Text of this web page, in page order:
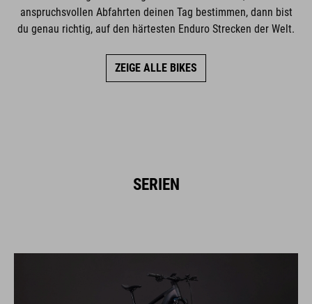
anspruchsvollen Abfahrten deinen Tag bestimmen, dann bist
du genau richtig, auf den härtesten Enduro Strecken der Welt.
ZEIGE ALLE BIKES
SERIEN